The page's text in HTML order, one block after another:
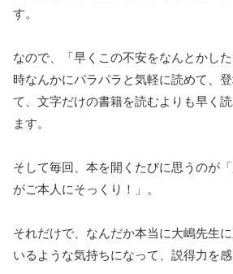
す。
なので、「早くこの不安をなんとかし
時なんかにパラパラと気軽に読めて、
て、文字だけの書籍を読むよりも早く
ます。
そして毎回、本を開くたびに思うのが
がご本人にそっくり！」。
それだけで、なんだか本当に大嶋先生
いるような気持ちになって、説得力を感